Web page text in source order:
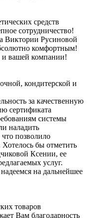
средств
сотрудничество!
Виктории Русиновой
комфортным!
вашей компании!
кондитерской и
за качественную
сертификата
системы
наладить
позволило
Хотелось бы отметить
Ксении, ее
услуг.
на дальнейшее
товаров
Вам благодарность